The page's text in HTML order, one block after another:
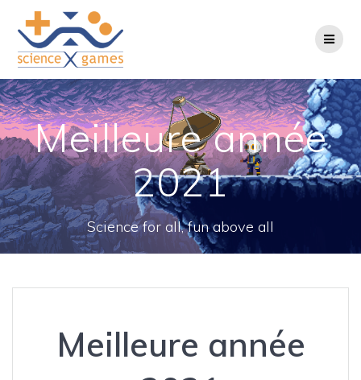
Meilleure année
2021
Science for all, fun above all
Meilleure année